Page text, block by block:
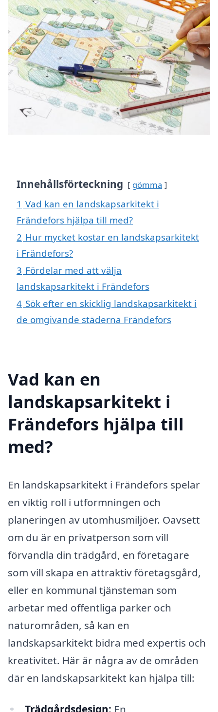
Innehållsförteckning gömma
1 Vad kan en landskapsarkitekt i
Frändefors hjälpa till med?
2 Hur mycket kostar en landskapsarkitekt
i Frändefors?
3 Fördelar med att välja
landskapsarkitekt i Frändefors
4 Sök efter en skicklig landskapsarkitekt i
de omgivande städerna Frändefors
Vad kan en
landskapsarkitekt i
Frändefors hjälpa till
med?
En landskapsarkitekt i Frändefors spelar
en viktig roll i utformningen och
planeringen av utomhusmiljöer. Oavsett
om du är en privatperson som vill
förvandla din trädgård, en företagare
som vill skapa en attraktiv företagsgård,
eller en kommunal tjänsteman som
arbetar med offentliga parker och
naturområden, så kan en
landskapsarkitekt bidra med expertis och
kreativitet. Här är några av de områden
där en landskapsarkitekt kan hjälpa till:
Trädgårdsdesign: En